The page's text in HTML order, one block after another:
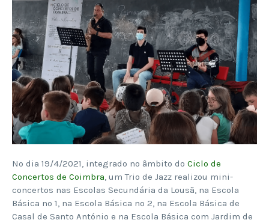
No dia 19/4/2021, integrado no âmbito do Ciclo de
Concertos de Coimbra , um Trio de Jazz realizou mini-
concertos nas Escolas Secundária da Lousã, na Escola
Básica nº 1, na Escola Básica nº 2, na Escola Básica de
Casal de Santo António e na Escola Básica com Jardim de